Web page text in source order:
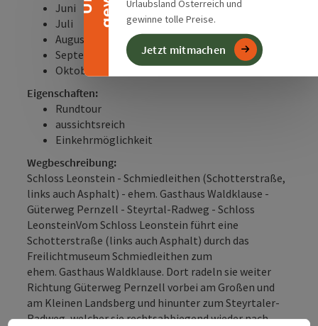
Urlaubsland Österreich und
gewinne tolle Preise.
Jetzt mitmachen
Juni
Juli
August
September
Oktober
Eigenschaften:
Rundtour
aussichtsreich
Einkehrmöglichkeit
Wegbeschreibung:
Schloss Leonstein - Schmiedleithen (Schotterstraße,
links auch Asphalt) - ehem. Gasthaus Waldklause -
Güterweg Pernzell - Steyrtal-Radweg - Schloss
LeonsteinVom Schloss Leonstein führt eine
Schotterstraße (links auch Asphalt) durch das
Freilichtmuseum Schmiedleithen zum
ehem. Gasthaus Waldklause. Dort radeln sie weiter
Richtung Güterweg Pernzell vorbei am Großen und
am Kleinen Landsberg und hinunter zum Steyrtaler-
Radweg, welcher sie rechtsabbiegend wieder nach